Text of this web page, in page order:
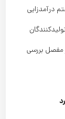
درآمدزایی
مفصل بررسی